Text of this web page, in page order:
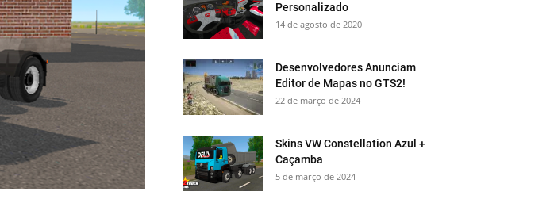
Personalizado
14 de agosto de 2020
Desenvolvedores Anunciam
Editor de Mapas no GTS2!
22 de março de 2024
Skins VW Constellation Azul +
Caçamba
5 de março de 2024